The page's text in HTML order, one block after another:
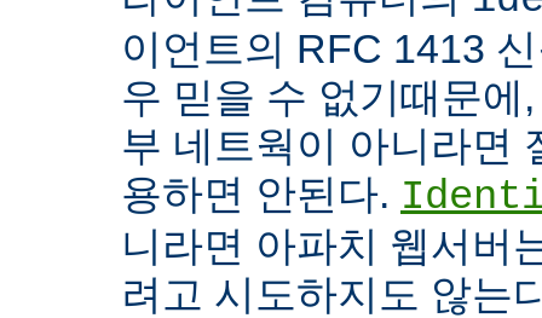
이언트의 RFC 1413
우 믿을 수 없기때문에
부 네트웍이 아니라면
용하면 안된다.
니라면 아파치 웹서버
려고 시도하지도 않는